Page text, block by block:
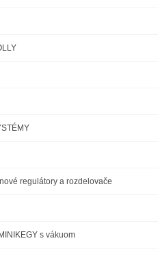
regulátory a rozdelovače
s vákuom